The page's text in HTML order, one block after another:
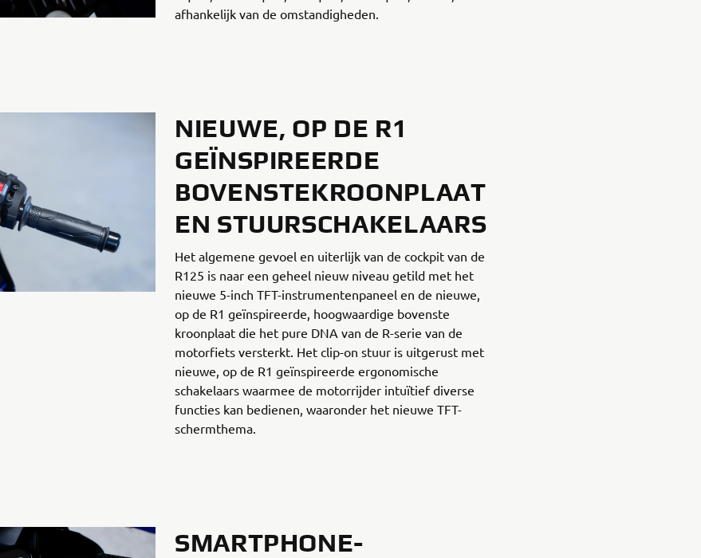
afhankelijk van de omstandigheden.
NIEUWE, OP DE R1
GEÏNSPIREERDE
BOVENSTEKROONPLAAT
EN STUURSCHAKELAARS
Het algemene gevoel en uiterlijk van de cockpit van de
R125 is naar een geheel nieuw niveau getild met het
nieuwe 5-inch TFT-instrumentenpaneel en de nieuwe,
op de R1 geïnspireerde, hoogwaardige bovenste
kroonplaat die het pure DNA van de R-serie van de
motorfiets versterkt. Het clip-on stuur is uitgerust met
nieuwe, op de R1 geïnspireerde ergonomische
schakelaars waarmee de motorrijder intuïtief diverse
functies kan bedienen, waaronder het nieuwe TFT-
schermthema.
SMARTPHONE-